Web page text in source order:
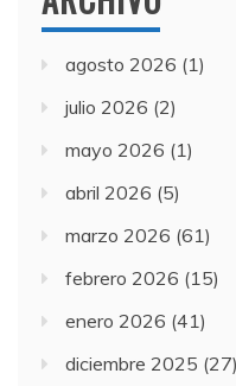
agosto 2026 (1)
julio 2026 (2)
mayo 2026 (1)
abril 2026 (5)
marzo 2026 (61)
febrero 2026 (15)
enero 2026 (41)
diciembre 2025 (27)